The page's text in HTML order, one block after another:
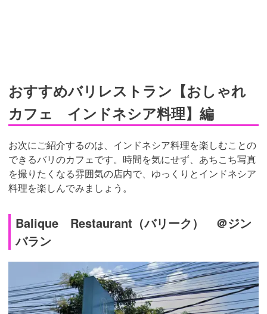
おすすめバリレストラン【おしゃれ
カフェ インドネシア料理】編
お次にご紹介するのは、インドネシア料理を楽しむことの
できるバリのカフェです。時間を気にせず、あちこち写真
を撮りたくなる雰囲気の店内で、ゆっくりとインドネシア
料理を楽しんでみましょう。
Balique Restaurant（バリーク） ＠ジン
バラン